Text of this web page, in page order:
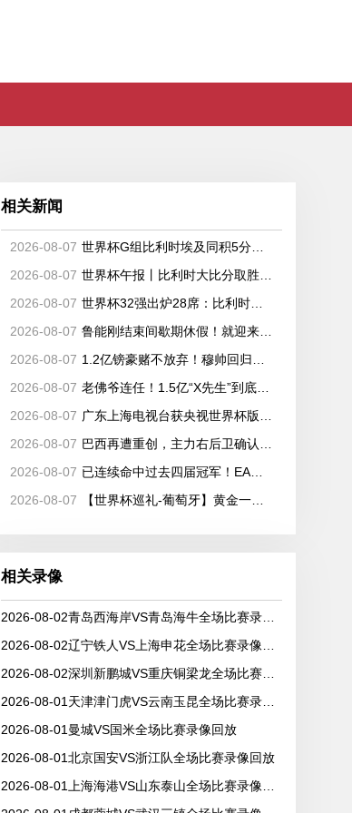
相关新闻
2026-08-07 世界杯G组比利时埃及同积5分晋级，伊朗新西兰出局
2026-08-07 世界杯午报丨比利时大比分取胜小组第一出线 埃及晋级淘汰赛
2026-08-07 世界杯32强出炉28席：比利时、塞内加尔晋级，韩国、伊朗待定
2026-08-07 鲁能刚结束间歇期休假！就迎来6张新面孔，都是韩鹏看好的强援
2026-08-07 1.2亿镑豪赌不放弃！穆帅回归锁定核心，皇马持续猛攻世界杯中场
2026-08-07 老佛爷连任！1.5亿“X先生”到底会是谁？皇马即将迎来队史最高身价球
2026-08-07 广东上海电视台获央视世界杯版权！价格仅千万级 网络平台却花了16亿
2026-08-07 巴西再遭重创，主力右后卫确认缺席2026世界杯，安切洛蒂作出回应
2026-08-07 已连续命中过去四届冠军！EA预测世界杯冠军：西班牙将捧杯
2026-08-07
【世界杯巡礼-葡萄牙】黄金一代全面集结，葡萄牙如何打好手中的满级号？
相关录像
2026-08-01曼城VS国米全场比赛录像回放
2026-08-01北京国安VS浙江队全场比赛录像回放